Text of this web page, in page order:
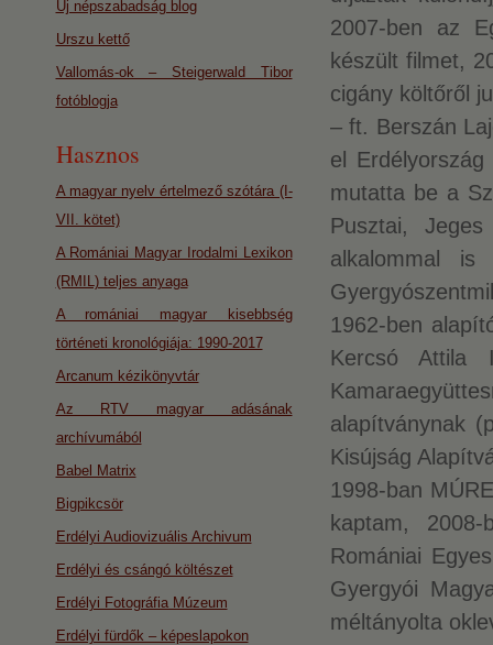
2007-ben az
készült filmet,
cigány költőről
– ft. Berszán
el
mutatta be a
Pusztai,
alkalommal is
1962-ben
Kercsó Attila
alapítványnak
Kisújság
1998-ban
kaptam,
Romániai
Gyergyói
méltányolta
Új népszabadság blog
Urszu kettő
Vallomás-ok – Steigerwald Tibor
fotóblogja
Hasznos
A magyar nyelv értelmező szótára (I-
VII. kötet)
A Romániai Magyar Irodalmi Lexikon
(RMIL) teljes anyaga
A romániai magyar kisebbség
történeti kronológiája: 1990-2017
Arcanum kézikönyvtár
Az RTV magyar adásának
archívumából
Babel Matrix
Bigpikcsör
Erdélyi Audiovizuális Archivum
Erdélyi és csángó költészet
Erdélyi Fotográfia Múzeum
Erdélyi fürdők – képeslapokon